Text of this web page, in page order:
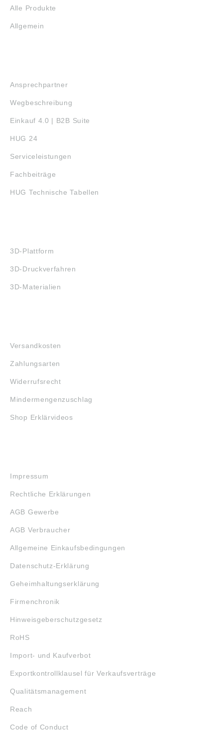
ähnlich, Irrtum
Group, Sven
Alle Produkte
Allgemein
Ansprechpartner
Wegbeschreibung
Einkauf 4.0 | B2B Suite
HUG 24
Serviceleistungen
Fachbeiträge
HUG Technische Tabellen
3D-Plattform
3D-Druckverfahren
3D-Materialien
Versandkosten
Zahlungsarten
Widerrufsrecht
Mindermengenzuschlag
Shop Erklärvideos
Impressum
Rechtliche Erklärungen
AGB Gewerbe
AGB Verbraucher
Allgemeine Einkaufsbedingungen
Datenschutz-Erklärung
Geheimhaltungserklärung
Firmenchronik
Hinweisgeberschutzgesetz
RoHS
Import- und Kaufverbot
Exportkontrollklausel für Verkaufsverträge
Qualitätsmanagement
Reach
Code of Conduct